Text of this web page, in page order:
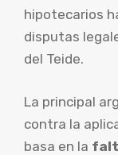
hipotecarios
disputas
del Teide.
La principal
contra la
basa en la